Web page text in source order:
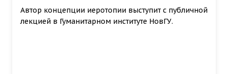
Автор концепции иеротопии выступит с публичной
лекцией в Гуманитарном институте НовГУ.